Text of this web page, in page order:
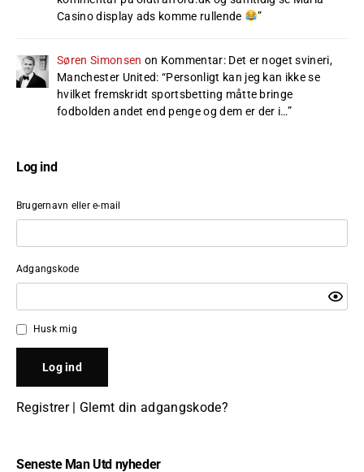
Casino display ads komme rullende
”
Søren Simonsen on Kommentar: Det er noget svineri,
Manchester United: “Personligt kan jeg kan ikke se
hvilket fremskridt sportsbetting måtte bringe
fodbolden andet end penge og dem er der i…”
Log ind
Brugernavn eller e-mail
Adgangskode
Husk mig
Registrer| Glemt din adgangskode?
Seneste Man Utd nyheder